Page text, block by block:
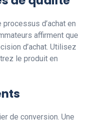
d’achat en
affirment que
d’achat. Utilisez
le produit en
de conversion. Une